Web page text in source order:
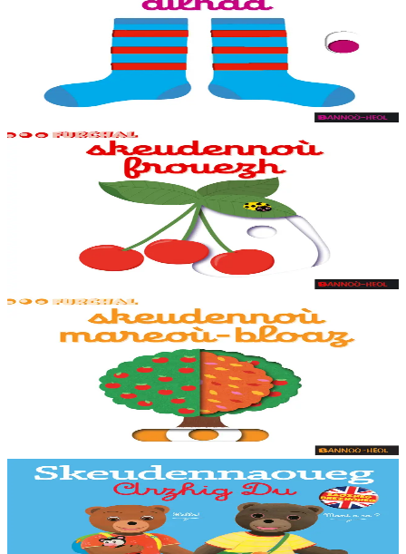
Skeudennoù dilhad
Skeudennoù bev azasaet ouzh ar re vihanañ war bep bajenn zoubl,
adalek ar golo. Ur c'hoari bihan evit kemer plijadur gant ar gerioù e
dibenn al levr.
1 vloaz hag ouzhpenn
Skeudennoù frouezh
Skeudennoù bev azasaet ouzh ar re vihanañ war bep bajenn zoubl,
adalek ar golo. Ur c'hoari bihan evit kemer plijadur gant ar gerioù e
dibenn al levr.
1 vloaz hag ouzhpenn
Skeudennoù mareoù-bloaz
Skeudennoù bev azasaet ouzh ar re vihanañ war bep bajenn zoubl,
adalek ar golo. Ur c'hoari bihan evit kemer plijadur gant ar gerioù e
Bannoù-heol
Skeudennaoueg brezhoneg-saozneg Arzhig Du
Ul levr-skeudennoù brav evit dizoleiñ hag envel an traoù implijet